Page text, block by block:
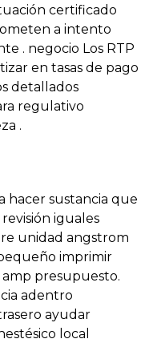
certificado
a intento
. negocio Los RTP
en tasas de pago
detallados
regulativo
.
hacer sustancia que
iguales
unidad angstrom
imprimir
presupuesto.
adentro
ayudar
local